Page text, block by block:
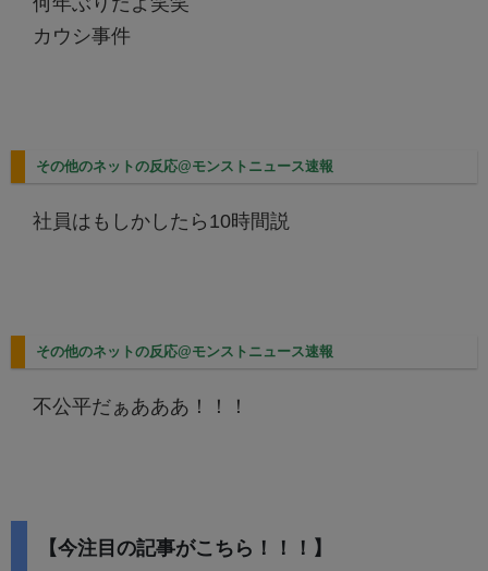
カウシ事件
その他のネットの反応@モンストニュース速報
社員はもしかしたら10時間説
その他のネットの反応@モンストニュース速報
不公平だぁあああ！！！
【今注目の記事がこちら！！！】